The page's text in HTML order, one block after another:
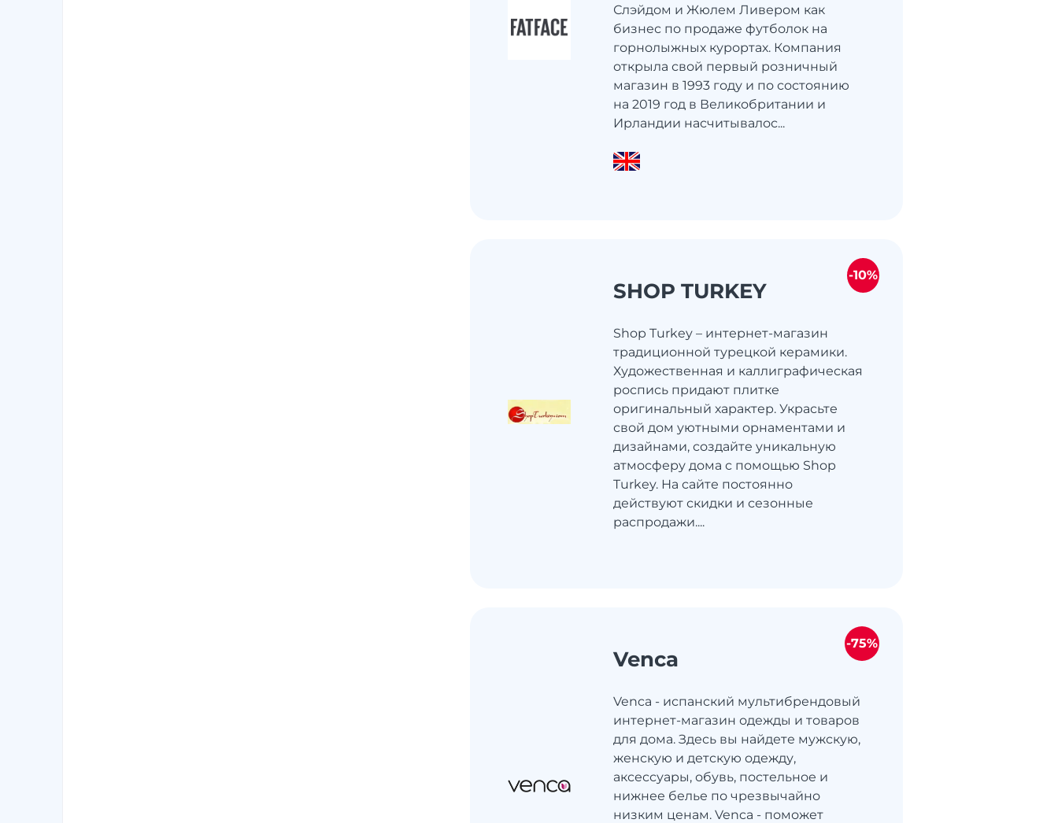
Слэйдом и Жюлем Ливером как
бизнес по продаже футболок на
горнолыжных курортах. Компания
открыла свой первый розничный
магазин в 1993 году и по состоянию
на 2019 год в Великобритании и
Ирландии насчитывалос...
SHOP TURKEY
Shop Turkey – интернет-магазин
традиционной турецкой керамики.
Художественная и каллиграфическая
роспись придают плитке
оригинальный характер. Украсьте
свой дом уютными орнаментами и
дизайнами, создайте уникальную
атмосферу дома с помощью Shop
Turkey. На сайте постоянно
действуют скидки и сезонные
распродажи....
-10%
Venca
Venca - испанский мультибрендовый
интернет-магазин одежды и товаров
для дома. Здесь вы найдете мужскую,
женскую и детскую одежду,
аксессуары, обувь, постельное и
нижнее белье по чрезвычайно
низким ценам. Venca - поможет
-75%